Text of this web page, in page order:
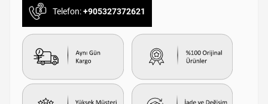
Telefon:+905327372621